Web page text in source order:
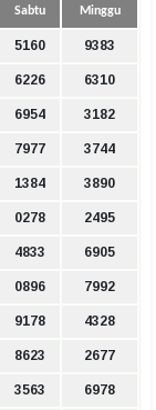
Sabtu Minggu
5160 9383
6226 6310
6954 3182
7977 3744
1384 3890
0278 2495
4833 6905
0896 7992
9178 4328
8623 2677
3563 6978